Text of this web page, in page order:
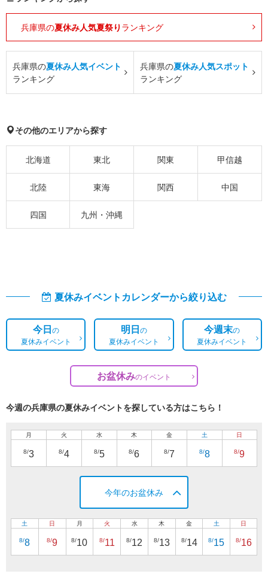
兵庫県の夏休み人気夏祭り ランキング
兵庫県の夏休み人気イベント
ランキング
兵庫県の夏休み人気スポット
ランキング
その他のエリアから探す
北海道 東北 関東 甲信越
北陸 東海 関西 中国
四国 九州・沖縄
夏休みイベントカレンダーから絞り込む
今日の
夏休みイベント
明日の
夏休みイベント
今週末の
夏休みイベント
お盆休みのイベント
今週の兵庫県の夏休みイベントを探している方はこちら！
月
8/3
火
8/4
水
8/5
木
8/6
金
8/7
土
8/8
日
8/9
今年のお盆休み
土
8/8
日
8/9
月
8/10
火
8/11
水
8/12
木
8/13
金
8/14
土
8/15
日
8/16